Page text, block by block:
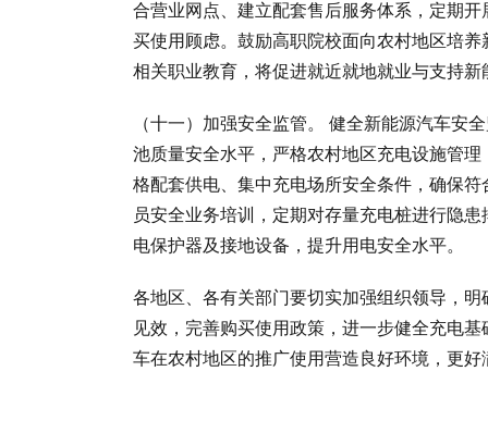
合营业网点、建立配套售后服务体系，定期
买使用顾虑。鼓励高职院校面向农村地区培
相关职业教育，将促进就近就地就业与支持
（十一）加强安全监管。 健全新能源汽车安
池质量安全水平，严格农村地区充电设施管
格配套供电、集中充电场所安全条件，确保
员安全业务培训，定期对存量充电桩进行隐
电保护器及接地设备，提升用电安全水平。
各地区、各有关部门要切实加强组织领导，
见效，完善购买使用政策，进一步健全充电
车在农村地区的推广使用营造良好环境，更